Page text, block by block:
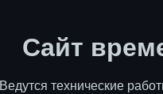
Сайт
Ведутся технические